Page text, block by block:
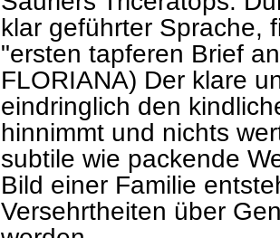
klar geführter Sprache,
"ersten tapferen Brief
FLORIANA) Der klare
eindringlich den
hinnimmt und nichts
subtile wie packende
Bild einer Familie
Versehrtheiten über